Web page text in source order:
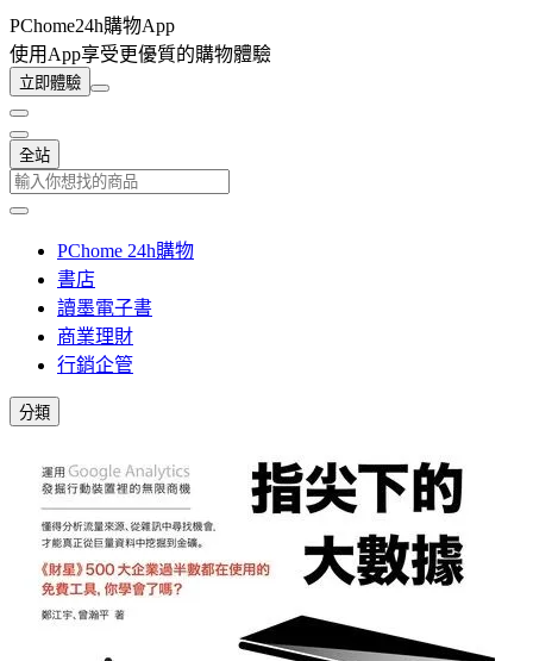
PChome24h購物App
使用App享受更優質的購物體驗
立即體驗
全站
PChome 24h購物
書店
讀墨電子書
商業理財
行銷企管
分類